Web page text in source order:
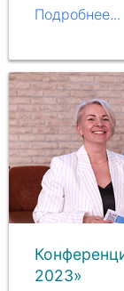
Подробнее...
2023»